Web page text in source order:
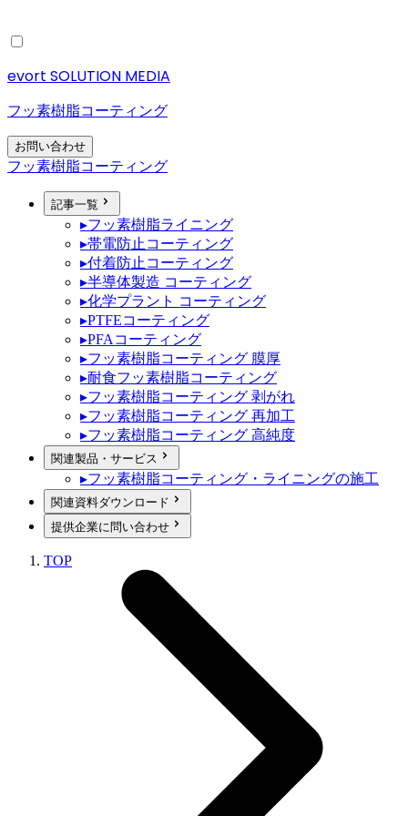
evort SOLUTION MEDIA
フッ素樹脂コーティング
お問い合わせ
フッ素樹脂コーティング
記事一覧
▸フッ素樹脂ライニング
▸帯電防止コーティング
▸付着防止コーティング
▸半導体製造 コーティング
▸化学プラント コーティング
▸PTFEコーティング
▸PFAコーティング
▸フッ素樹脂コーティング 膜厚
▸耐食フッ素樹脂コーティング
▸フッ素樹脂コーティング 剥がれ
▸フッ素樹脂コーティング 再加工
▸フッ素樹脂コーティング 高純度
関連製品・サービス
▸フッ素樹脂コーティング・ライニングの施工
関連資料ダウンロード
提供企業に問い合わせ
TOP